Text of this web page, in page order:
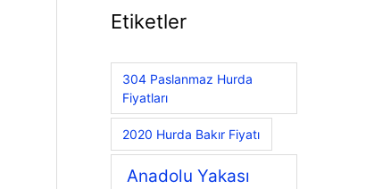
Etiketler
304 Paslanmaz Hurda
Fiyatları
2020 Hurda Bakır Fiyatı
Anadolu Yakası